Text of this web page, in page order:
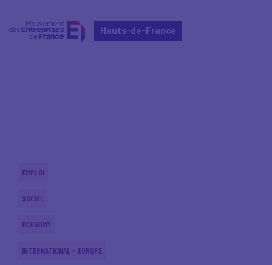
Hauts-de-France
EMPLOI
SOCIAL
ECONOMY
INTERNATIONAL - EUROPE